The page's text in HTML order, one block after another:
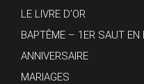
LE LIVRE D’OR
BAPTÊME – 1ER SAUT EN
ANNIVERSAIRE
MARIAGES